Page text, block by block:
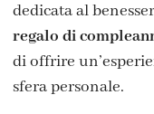
dedicata al
regalo di
di offrire
sfera personale.